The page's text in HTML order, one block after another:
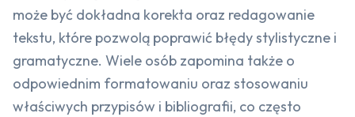
może być dokładna korekta oraz redagowanie
tekstu, które pozwolą poprawić błędy stylistyczne i
gramatyczne. Wiele osób zapomina także o
odpowiednim formatowaniu oraz stosowaniu
właściwych przypisów i bibliografii, co często